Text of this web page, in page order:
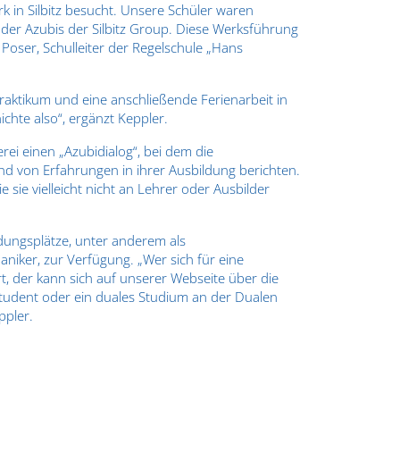
in Silbitz besucht. Unsere Schüler waren
Azubis der Silbitz Group. Diese Werksführung
Schulleiter der Regelschule „Hans
und eine anschließende Ferienarbeit in
also“, ergänzt Keppler.
einen „Azubidialog“, bei dem die
von Erfahrungen in ihrer Ausbildung berichten.
sie vielleicht nicht an Lehrer oder Ausbilder
unter anderem als
zur Verfügung. „Wer sich für eine
der kann sich auf unserer Webseite über die
oder ein duales Studium an der Dualen